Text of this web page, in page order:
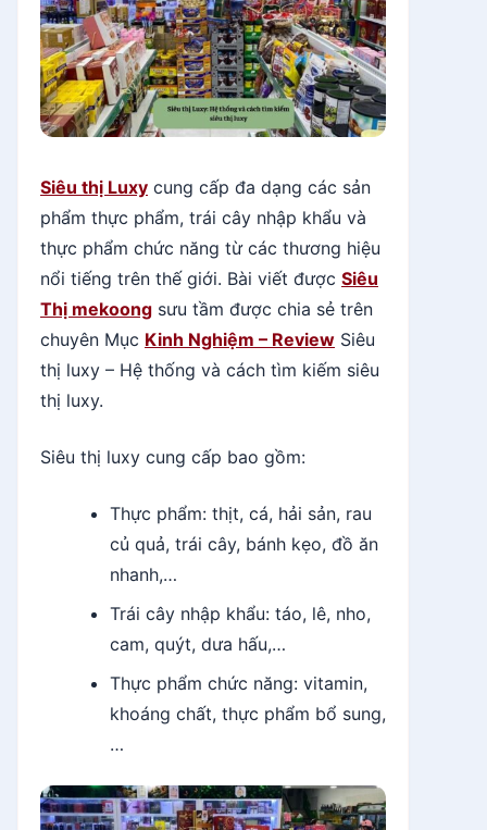
Siêu thị Luxy cung cấp đa dạng các sản
phẩm thực phẩm, trái cây nhập khẩu và
thực phẩm chức năng từ các thương hiệu
nổi tiếng trên thế giới. Bài viết được Siêu
Thị mekoong sưu tầm được chia sẻ trên
chuyên Mục Kinh Nghiệm – Review Siêu
thị luxy – Hệ thống và cách tìm kiếm siêu
thị luxy.
Siêu thị luxy cung cấp bao gồm:
Thực phẩm: thịt, cá, hải sản, rau
củ quả, trái cây, bánh kẹo, đồ ăn
nhanh,…
Trái cây nhập khẩu: táo, lê, nho,
cam, quýt, dưa hấu,…
Thực phẩm chức năng: vitamin,
khoáng chất, thực phẩm bổ sung,
…